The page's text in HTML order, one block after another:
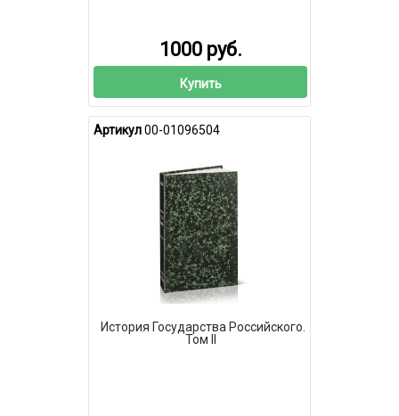
1000 руб.
Купить
Артикул00-01096504
История Государства Российского.
Том II